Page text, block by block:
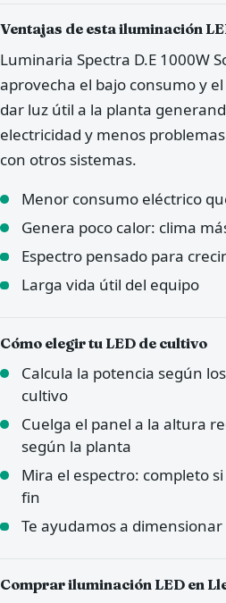
Ventajas de esta iluminación
Luminaria Spectra D.E 1000W
aprovecha el bajo consumo y
dar luz útil a la planta
electricidad y menos
con otros sistemas.
Menor consumo eléctrico
Genera poco calor: clima
Espectro pensado para
Larga vida útil del equipo
Cómo elegir tu LED de cultivo
Calcula la potencia según
cultivo
Cuelga el panel a la altura
según la planta
Mira el espectro: completo
fin
Te ayudamos a
Comprar iluminación LED en